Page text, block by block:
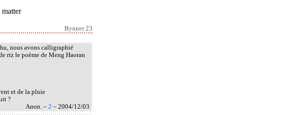
Bynner 23
nous avons calligraphié
riz le poème de Meng Haoran
et de la pluie
?
Anon. – 2 – 2004/12/03